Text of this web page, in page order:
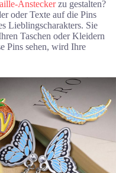
Ansteckerzu gestalten?
oder Texte auf die Pins
Lieblingscharakters. Sie
Taschen oder Kleidern
Pins sehen, wird Ihre